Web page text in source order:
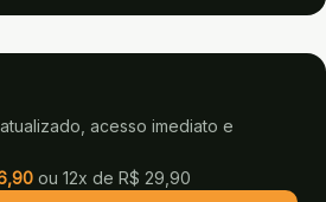
acesso imediato e
ou 12x de R$ 29,90